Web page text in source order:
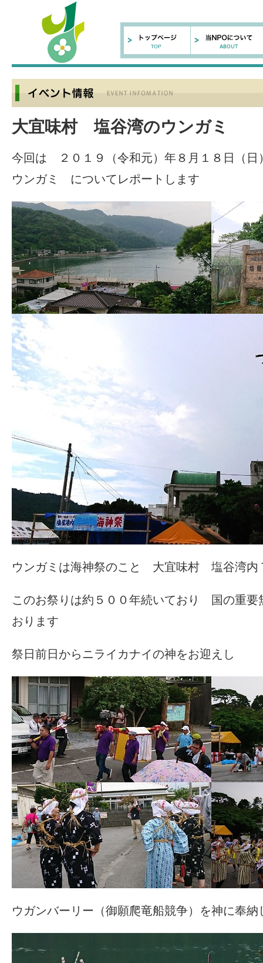
大宜味村 塩谷湾のウンガミ
今回は ２０１９（令和元）年８月１８日（
ウンガミ についてレポートします
ウンガミは海神祭のこと 大宜味村 塩谷湾内
このお祭りは約５００年続いており 国の重要
おります
祭日前日からニライカナイの神をお迎えし
ウガンバーリー（御願爬竜船競争）を神に奉納